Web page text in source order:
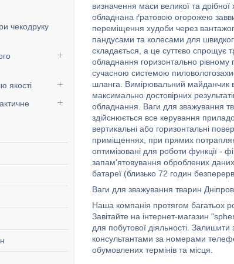
чекодруку
якості
визначення маси великої та дрібної
обладнана ґратовою огорожею
переміщення худоби через
пандусами та колесами для
складається, а це суттєво спрощує
обладнання горизонтально рівному
сучасною системою
шланга. Вимірювальний майданчик
максимально достовірних
обладнання. Ваги для зважування
здійснюється все керування
вертикальні або горизонтальні
приміщеннях, при прямих
оптимізовані для роботи функції -
запам'ятовування оброблених
батареї (близько 72 годин
Ваги для зважування тварин
Наша компанія протягом багатьох
Завітайте на інтернет-магазин
для побутової діяльності.
консультантами за номерами
обумовлених термінів та місця.